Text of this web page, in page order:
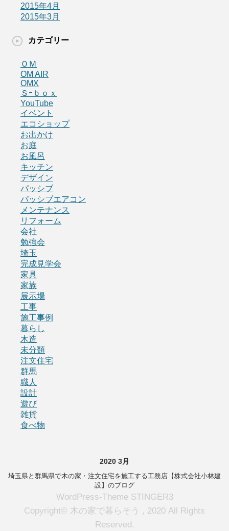
2015年4月
2015年3月
カテゴリー
ＯＭ
OM AIR
OMX
Ｓｰｂｏｘ
YouTube
イベント
エコショップ
お出かけ
お庭
お風呂
キッチン
デザイン
パッシブ
パッシブエアコン
メンテナンス
リフォーム
会社
勉強会
埼玉
完成見学会
家具
家族
展示場
工事
施工事例
暮らし
木造
未分類
注文住宅
群馬
職人
設計
遊び
雑貨
食べ物
2020 3月
埼玉県と群馬県で木の家・注文住宅を施工する工務店【株式会社小林建
設】のブログ
WordPress-Theme STINGER3
Copyright© 木の家で暮らそう , 2020 All Rights
Reserved.